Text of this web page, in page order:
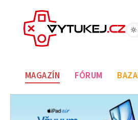
MAGAZÍN FÓRUM